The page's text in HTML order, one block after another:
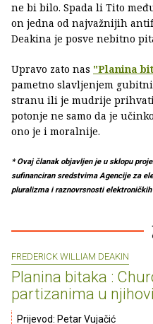
ne bi bilo. Spada li Tito
on jedna od najvažnijih
Deakina je posve nebitno
Upravo zato nas "Planina
pametno slavljenjem
stranu ili je mudrije
potonje ne samo da je
ono je i moralnije.
* Ovaj članak objavljen je u sklopu
sufinanciran sredstvima Agencije za
pluralizma i raznovrsnosti
FREDERICK WILLIAM DEAKIN
Planina bitaka :
partizanima u
Prijevod: Petar Vujačić